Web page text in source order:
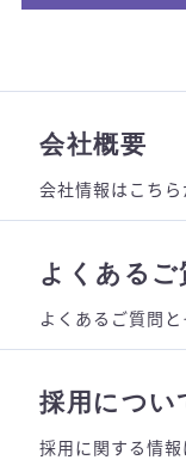
会社概要
会社情報はこちら
よくあるご
よくあるご質問
採用につい
採用に関する情